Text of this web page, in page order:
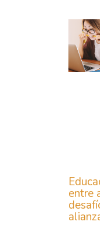
entre